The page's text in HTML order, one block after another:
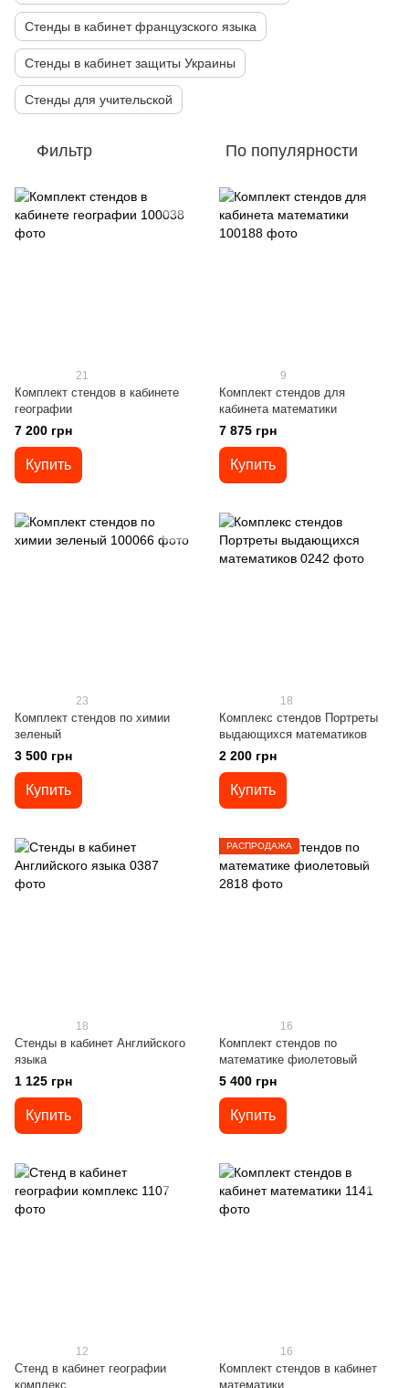
Стенды в кабинет французского языка
Стенды в кабинет защиты Украины
Стенды для учительской
Фильтр По популярности
21
Комплект стендов в кабинете
географии
7 200 грн
Купить
9
Комплект стендов для
кабинета математики
7 875 грн
Купить
23
Комплект стендов по химии
зеленый
3 500 грн
Купить
18
Комплекс стендов Портреты
выдающихся математиков
2 200 грн
Купить
18
Стенды в кабинет Английского
языка
1 125 грн
Купить
РАСПРОДАЖА
16
Комплект стендов по
математике фиолетовый
5 400 грн
Купить
12
Стенд в кабинет географии
комплекс
16
Комплект стендов в кабинет
математики